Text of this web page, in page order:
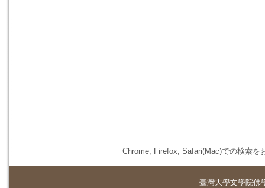
Chrome, Firefox, Safari(Mac)での検索を
臺灣大學文學院佛